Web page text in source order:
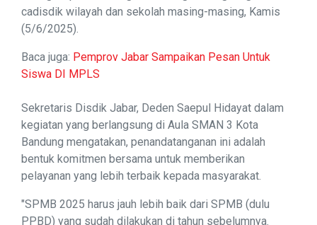
cadisdik wilayah dan sekolah masing-masing, Kamis
(5/6/2025).
Baca juga: Pemprov Jabar Sampaikan Pesan Untuk
Siswa DI MPLS
Sekretaris Disdik Jabar, Deden Saepul Hidayat dalam
kegiatan yang berlangsung di Aula SMAN 3 Kota
Bandung mengatakan, penandatanganan ini adalah
bentuk komitmen bersama untuk memberikan
pelayanan yang lebih terbaik kepada masyarakat.
"SPMB 2025 harus jauh lebih baik dari SPMB (dulu
PPBD) yang sudah dilakukan di tahun sebelumnya.